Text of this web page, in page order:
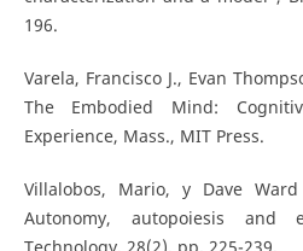
196.
Varela, Francisco J., Evan
The Embodied Mind:
Experience, Mass., MIT Press.
Villalobos, Mario, y Dave
Autonomy, autopoiesis and